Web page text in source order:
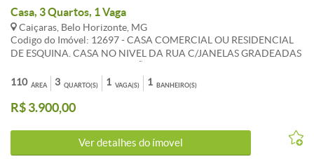
Casa, 3 Quartos, 1 Vaga
Caiçaras, Belo Horizonte, MG
Codigo do Imóvel: 12697 - CASA COMERCIAL OU RESIDENCIAL
DE ESQUINA. CASA NO NIVEL DA RUA C/JANELAS GRADEADAS
QUARTOS PISO CERÂMICA, BH SOCIAL, AREA LIVRE.
ÁREA
110 QUARTO(S)
3 VAGA(S)
1 BANHEIRO(S)
1
R$ 3.900,00
Ver detalhes do ímovel